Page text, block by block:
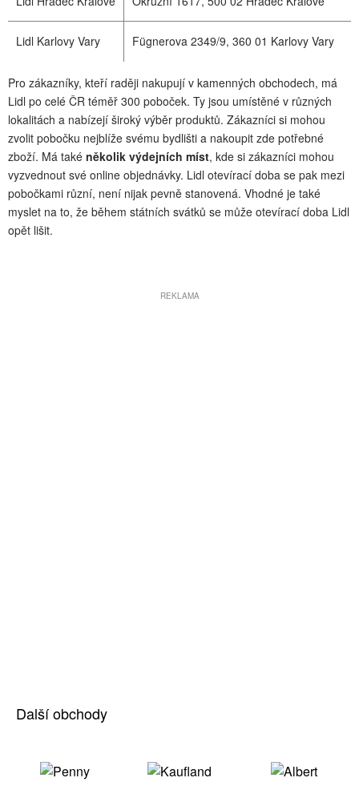
Lidl Karlovy Vary Fügnerova 2349/9, 360 01 Karlovy Vary
Pro zákazníky, kteří raději nakupují v kamenných obchodech, má
Lidl po celé ČR téměř 300 poboček. Ty jsou umístěné v různých
lokalitách a nabízejí široký výběr produktů. Zákazníci si mohou
zvolit pobočku nejblíže svému bydlišti a nakoupit zde potřebné
zboží. Má také několik výdejních míst, kde si zákazníci mohou
vyzvednout své online objednávky. Lidl otevírací doba se pak mezi
pobočkami různí, není nijak pevně stanovená. Vhodné je také
myslet na to, že během státních svátků se může otevírací doba Lidl
opět lišit.
REKLAMA
Další obchody